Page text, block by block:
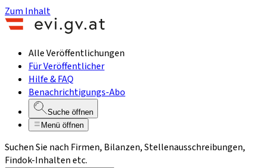
Zum Inhalt
Alle Veröffentlichungen
Für Veröffentlicher
Hilfe & FAQ
Benachrichtigungs-Abo
Suche öffnen
Menü öffnen
Suchen Sie nach Firmen, Bilanzen, Stellenausschreibungen,
Findok-Inhalten etc.